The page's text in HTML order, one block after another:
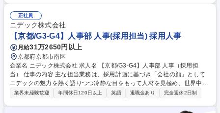
備と部署間調整、実施結果の効果分析 ■既存リニューアル商品の販売促進
に関する準備と部署間調整、実施結果の効果分析 ■社内販売の実施の準
備、運用 ■アイデア企画の吸い上げ、企画案の取りまとめ、実施決定後の
具現化 ■在庫コントロールによる損失最小化、適切で有効な経費活用/利益
創出案の立案 募集職種 【糸島】一蘭・お土産商品の販促企画/年間休日12
5日/土日祝休/平均残業5時間
正社員
ニデック株式会社
【京都/G3-G4】人事部 人事(採用担当) 採用人事
月給31万2650円以上
京都府京都市南区
企業名 ニデック株式会社 求人名 【京都/G3-G4】人事部 人事（採用担
当） 仕事の内容 主な担当業務は、採用計画に基づき「会社の顔」として
ニデックの魅力を熱く語りつつ冷静な目をもって人材を見極め、世界中か
ら「情熱・熱意・執念」を持った人材と事業における業務とマッチングす
構築、エントリー計画立案・選考オペレーションリード、説明会/インター
業界未経験歓迎 年間休日120日以上 英語 退職金あり 完全週休2日制